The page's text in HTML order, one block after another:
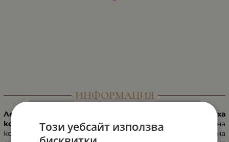
ИНФОРМАЦИЯ
Лек нежен крем за грижа за чувствителната, суха
кожа от серия SENSITIVE.Помага за успокояване на
кожните раздразнения и за засилване на
Този уебсайт използва